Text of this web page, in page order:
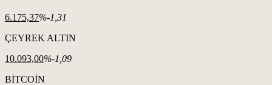
6.175,37%-1,31
ÇEYREK ALTIN
10.093,00%-1,09
BİTCOİN